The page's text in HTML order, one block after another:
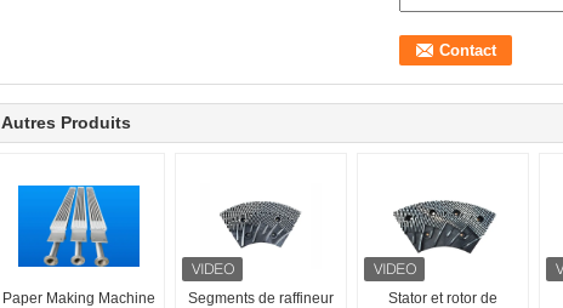
Autres Produits
Paper Making Machine
Segments de raffineur
Stator et rotor de